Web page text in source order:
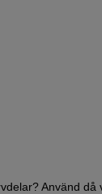
Använd då